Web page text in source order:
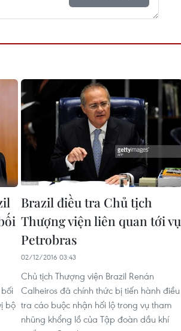
bộ
Brazil điều tra Chủ tịch
Thượng viện liên quan tới vụ
Petrobras
02/12/2016 03:43
Chủ tịch Thượng viện Brazil Renán
Calheiros đã chính thức bị tiến hành điều
tra cáo buộc nhận hối lộ trong vụ tham
nhũng khổng lồ của Tập đoàn dầu khí